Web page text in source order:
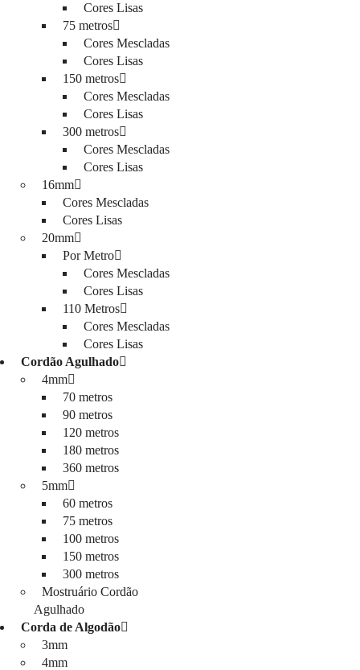
Cores Lisas
75 metros
Cores Mescladas
Cores Lisas
150 metros
Cores Mescladas
Cores Lisas
300 metros
Cores Mescladas
Cores Lisas
16mm
Cores Mescladas
Cores Lisas
20mm
Por Metro
Cores Mescladas
Cores Lisas
110 Metros
Cores Mescladas
Cores Lisas
Cordão Agulhado
4mm
70 metros
90 metros
120 metros
180 metros
360 metros
5mm
60 metros
75 metros
100 metros
150 metros
300 metros
Mostruário Cordão
Agulhado
Corda de Algodão
3mm
4mm